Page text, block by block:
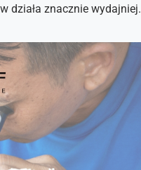
działa znacznie wydajniej.